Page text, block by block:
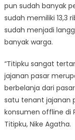
pun sudah banyak
sudah memiliki 13,3
sudah menjadi
banyak warga.
“Titipku sangat
jajanan pasar
berbelanja dari
satu tenant jajanan
konsumen offline di
Titipku, Nike Agatha.